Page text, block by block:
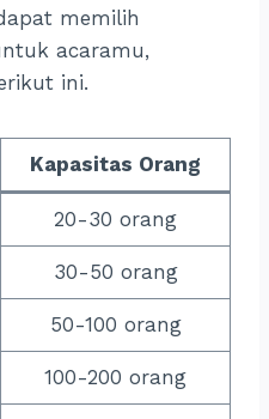
memilih
acaramu,
ini.
Kapasitas Orang
20-30 orang
30-50 orang
50-100 orang
100-200 orang